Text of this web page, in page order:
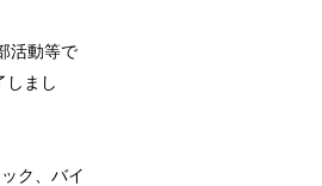
活動等で
しまし
ク、バイ